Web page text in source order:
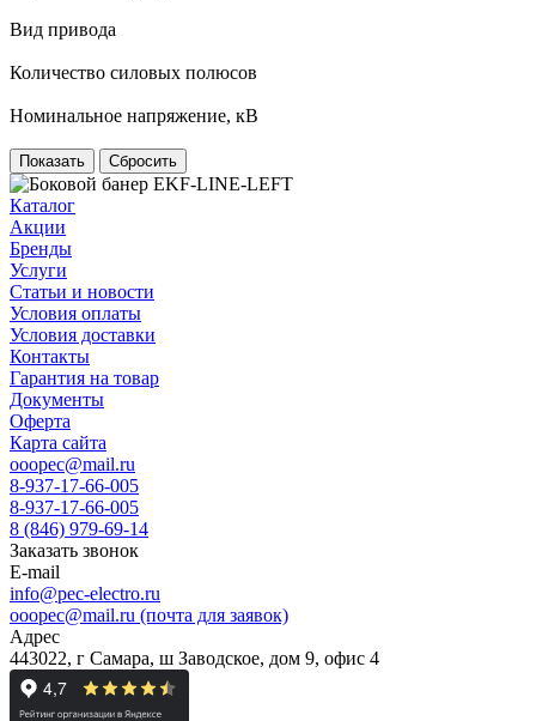
Вид привода
Количество силовых полюсов
Номинальное напряжение, кВ
Сбросить
Каталог
Акции
Бренды
Услуги
Статьи и новости
Условия оплаты
Условия доставки
Контакты
Гарантия на товар
Документы
Оферта
Карта сайта
ooopec@mail.ru
8-937-17-66-005
8-937-17-66-005
8 (846) 979-69-14
Заказать звонок
E-mail
info@pec-electro.ru
ooopec@mail.ru (почта для заявок)
Адрес
443022, г Самара, ш Заводское, дом 9, офис 4